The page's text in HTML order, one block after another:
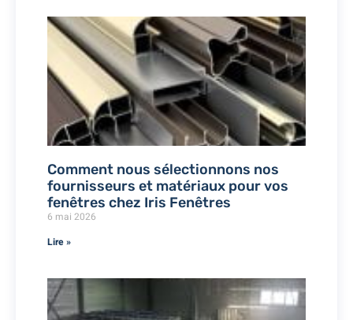
Comment nous sélectionnons nos
fournisseurs et matériaux pour vos
fenêtres chez Iris Fenêtres
6 mai 2026
Lire »